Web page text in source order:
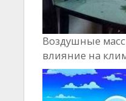
Воздушные
влияние на